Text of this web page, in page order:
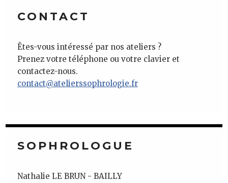
CONTACT
Êtes-vous intéressé par nos ateliers ?
Prenez votre téléphone ou votre clavier et
contactez-nous.
contact@atelierssophrologie.fr
SOPHROLOGUE
Nathalie LE BRUN - BAILLY